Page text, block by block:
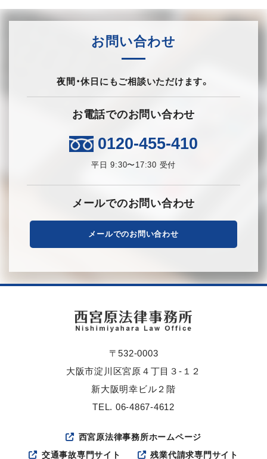
お問い合わせ
夜間・休日にもご相談いただけます。
お電話でのお問い合わせ
0120-455-410
平日 9:30〜17:30 受付
メールでのお問い合わせ
メールでのお問い合わせ
〒532-0003
大阪市淀川区宮原４丁目３-１２
新大阪明幸ビル２階
TEL. 06-4867-4612
西宮原法律事務所ホームページ
交通事故専門サイト
残業代請求専門サイト